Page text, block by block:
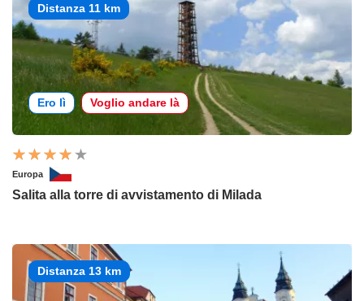
Distanza 11 km
Ero lì Voglio andare là
Europa
Salita alla torre di avvistamento di Milada
Distanza 13 km